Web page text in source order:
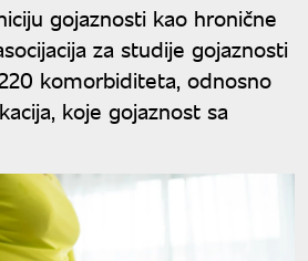
gojaznosti kao hronične
za studije gojaznosti
komorbiditeta, odnosno
koje gojaznost sa